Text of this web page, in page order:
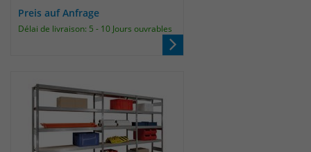
Preis auf Anfrage
Délai de livraison: 5 - 10 Jours ouvrables
Das Cookie wird genutzt um temporär
Name _pk_hsr
Anbieter Matomo